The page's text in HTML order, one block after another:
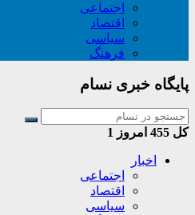
اجتماعی
اقتصاد
سیاسی
فرهنگ
پایگاه خبری نسام
کل امروز 1
اخبار
اجتماعی
اقتصاد
سیاسی